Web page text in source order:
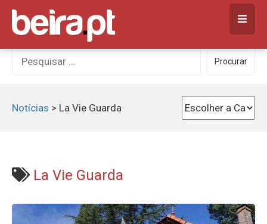
Skip
content
Procurar
por:
Procurar
Notícias > La Vie Guarda
La Vie Guarda